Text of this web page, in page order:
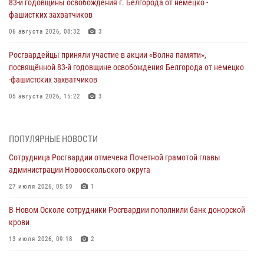
83-й годовщины освобождения г. Белгорода от немецко -
фашистких захватчиков
06 августа 2026, 08:32 3
Росгвардейцы приняли участие в акции «Волна памяти»,
посвящённой 83‑й годовщине освобождения Белгорода от немецко
‑фашистских захватчиков
05 августа 2026, 15:22 3
Сотрудники Росгвардии задержали подозреваемую в краже
товаров из гипермаркета в Белгороде
При участии Росгвардии в Белгородской области обеспечена
безопасность празднования Дня воздушно-десантных войск
ПОПУЛЯРНЫЕ НОВОСТИ
Сотрудница Росгвардии отмечена Почетной грамотой главы
администрации Новооскольского округа
27 июля 2026, 05:59 1
В Новом Осколе сотрудники Росгвардии пополнили банк донорской
крови
13 июля 2026, 09:18 2